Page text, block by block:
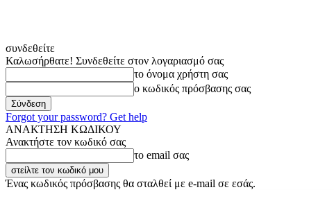
συνδεθείτε
Καλωσήρθατε! Συνδεθείτε στον λογαριασμό σας
το όνομα χρήστη σας
ο κωδικός πρόσβασης σας
Forgot your password? Get help
ΑΝΑΚΤΗΣΗ ΚΩΔΙΚΟΥ
Ανακτήστε τον κωδικό σας
το email σας
Ένας κωδικός πρόσβασης θα σταλθεί με e-mail σε εσάς.